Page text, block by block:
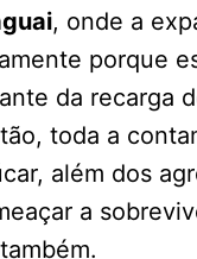
, onde a
porque
da recarga
toda a
além dos
a
também.